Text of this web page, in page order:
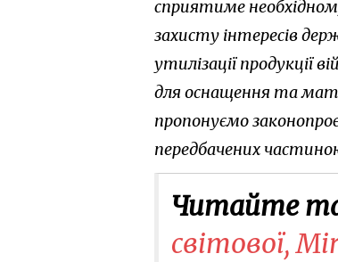
сприятиме
захисту інтересів
утилізації продукції
для оснащення та
пропонуємо
передбачених
Читайте
світової,